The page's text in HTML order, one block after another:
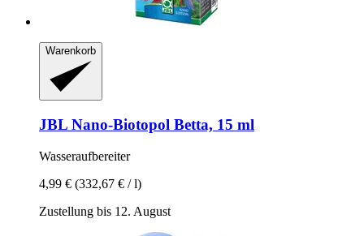
Warenkorb
JBL Nano-​Biotopol Betta, 15 ml
Wasseraufbereiter
4,99 € (332,67 € / l)
Zustellung bis 12. August